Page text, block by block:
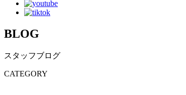
BLOG
スタッフブログ
CATEGORY